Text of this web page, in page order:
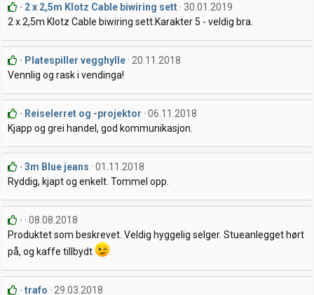
2 x 2,5m Klotz Cable biwiring sett
30.01.2019
2 x 2,5m Klotz Cable biwiring sett.Karakter 5 - veldig bra.
Platespiller vegghylle 20.11.2018
Vennlig og rask i vendinga!
Reiselerret og -projektor
06.11.2018
Kjapp og grei handel, god kommunikasjon.
3m Blue jeans
01.11.2018
Ryddig, kjapt og enkelt. Tommel opp.
08.08.2018
Produktet som beskrevet. Veldig hyggelig selger. Stueanlegget hørt
på, og kaffe tillbydt
trafo
29.03.2018